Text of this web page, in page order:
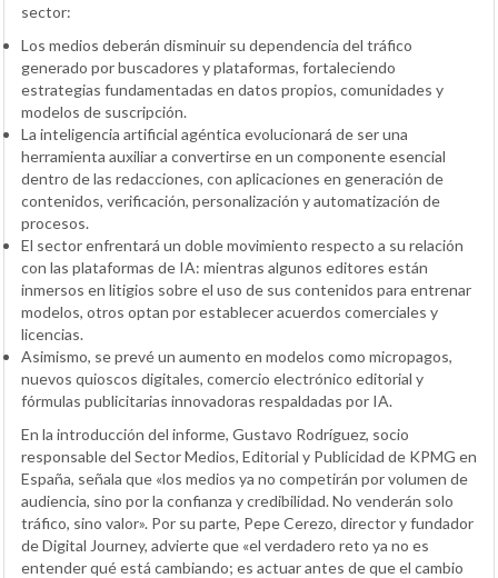
sector:
Los medios deberán disminuir su dependencia del tráfico
generado por buscadores y plataformas, fortaleciendo
estrategias fundamentadas en datos propios, comunidades y
modelos de suscripción.
La inteligencia artificial agéntica evolucionará de ser una
herramienta auxiliar a convertirse en un componente esencial
dentro de las redacciones, con aplicaciones en generación de
contenidos, verificación, personalización y automatización de
procesos.
El sector enfrentará un doble movimiento respecto a su relación
con las plataformas de IA: mientras algunos editores están
inmersos en litigios sobre el uso de sus contenidos para entrenar
modelos, otros optan por establecer acuerdos comerciales y
licencias.
Asimismo, se prevé un aumento en modelos como micropagos,
nuevos quioscos digitales, comercio electrónico editorial y
fórmulas publicitarias innovadoras respaldadas por IA.
En la introducción del informe, Gustavo Rodríguez, socio
responsable del Sector Medios, Editorial y Publicidad de KPMG en
España, señala que «los medios ya no competirán por volumen de
audiencia, sino por la confianza y credibilidad. No venderán solo
tráfico, sino valor». Por su parte, Pepe Cerezo, director y fundador
de Digital Journey, advierte que «el verdadero reto ya no es
entender qué está cambiando; es actuar antes de que el cambio